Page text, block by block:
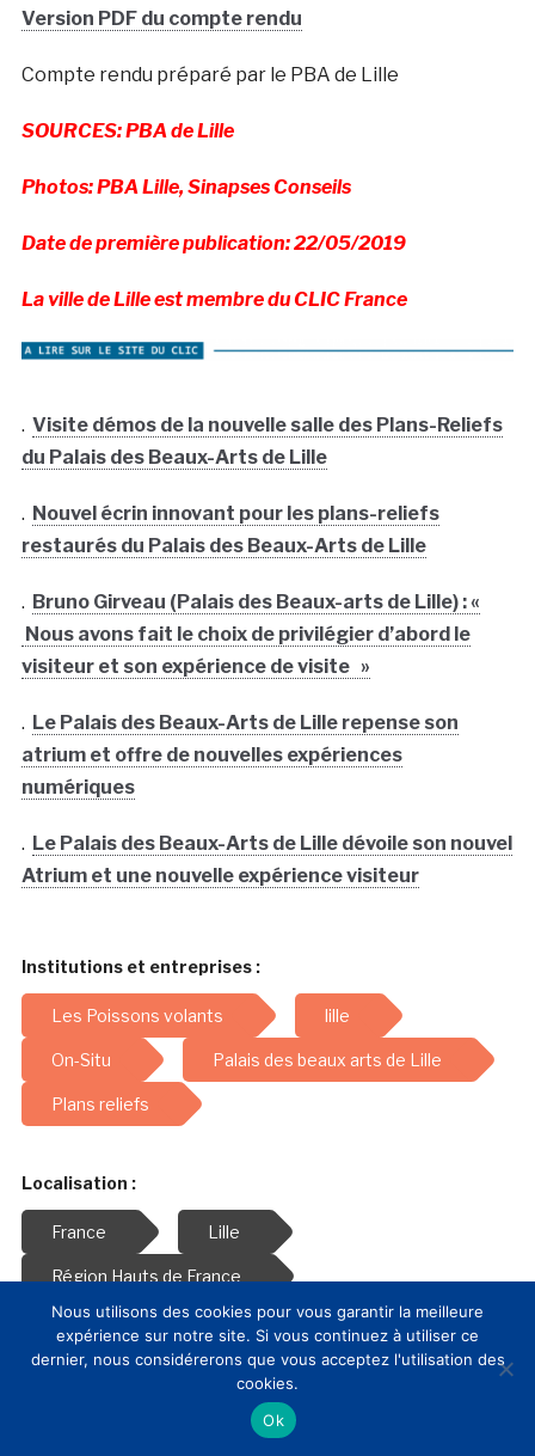
Version PDF du compte rendu
Compte rendu préparé par le PBA de Lille
SOURCES: PBA de Lille
Photos: PBA Lille, Sinapses Conseils
Date de première publication: 22/05/2019
La ville de Lille est membre du CLIC France
. Visite démos de la nouvelle salle des Plans-Reliefs
du Palais des Beaux-Arts de Lille
. Nouvel écrin innovant pour les plans-reliefs
restaurés du Palais des Beaux-Arts de Lille
. Bruno Girveau (Palais des Beaux-arts de Lille) : «
Nous avons fait le choix de privilégier d’abord le
visiteur et son expérience de visite »
. Le Palais des Beaux-Arts de Lille repense son
atrium et offre de nouvelles expériences
numériques
. Le Palais des Beaux-Arts de Lille dévoile son nouvel
Atrium et une nouvelle expérience visiteur
Institutions et entreprises :
Les Poissons volants lille
On-Situ Palais des beaux arts de Lille
Plans reliefs
Localisation :
France Lille
Région Hauts de France
Thématiques :
Histoire
Nous utilisons des cookies pour vous garantir la meilleure
expérience sur notre site. Si vous continuez à utiliser ce
dernier, nous considérerons que vous acceptez l'utilisation des
cookies.
Ok